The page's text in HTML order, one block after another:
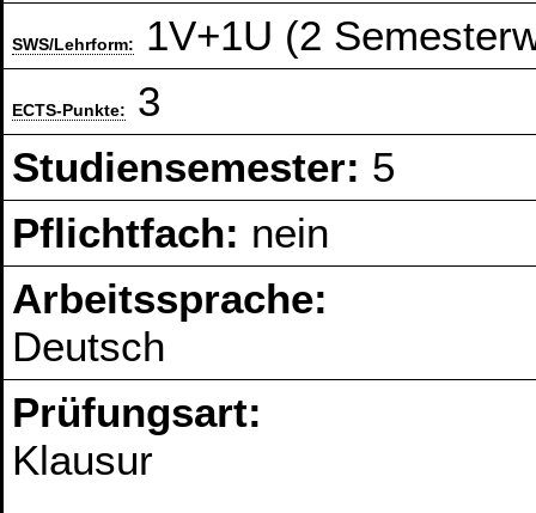
SWS/Lehrform: 1V+1U (2
ECTS-Punkte:
3
Studiensemester: 5
Pflichtfach: nein
Arbeitssprache:
Deutsch
Prüfungsart:
Klausur